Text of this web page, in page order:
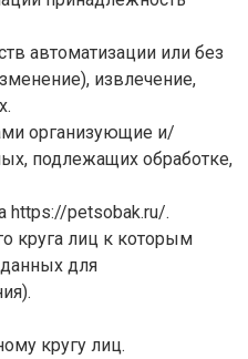
автоматизации или без
извлечение,
организующие и/
подлежащих обработке,
https://petsobak.ru/.
круга лиц к которым
для
кругу лиц.